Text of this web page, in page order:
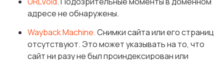
адресе не обнаружены.
Wayback Machine.Снимки сайта или его страниц
отсутствуют. Это может указывать на то, что
сайт ни разу не был проиндексирован или